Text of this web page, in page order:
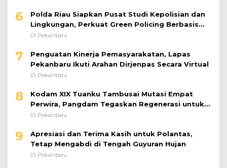
6
Polda Riau Siapkan Pusat Studi Kepolisian dan
Lingkungan, Perkuat Green Policing Berbasis
Riset
Di Pekanbaru
7
Penguatan Kinerja Pemasyarakatan, Lapas
Pekanbaru Ikuti Arahan Dirjenpas Secara Virtual
Di Pekanbaru
8
Kodam XIX Tuanku Tambusai Mutasi Empat
Perwira, Pangdam Tegaskan Regenerasi untuk
Perkuat Kinerja Satuan
Di Pekanbaru
9
Apresiasi dan Terima Kasih untuk Polantas,
Tetap Mengabdi di Tengah Guyuran Hujan
Di Pekanbaru